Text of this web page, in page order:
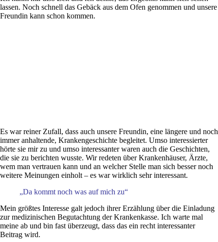
lassen. Noch schnell das Gebäck aus dem Ofen genommen und unsere
Freundin kann schon kommen.
Es war reiner Zufall, dass auch unsere Freundin, eine längere und noch
immer anhaltende, Krankengeschichte begleitet. Umso interessierter
hörte sie mir zu und umso interessanter waren auch die Geschichten,
die sie zu berichten wusste. Wir redeten über Krankenhäuser, Ärzte,
wem man vertrauen kann und an welcher Stelle man sich besser noch
weitere Meinungen einholt – es war wirklich sehr interessant.
„Da kommt noch was auf mich zu“
Mein größtes Interesse galt jedoch ihrer Erzählung über die Einladung
zur medizinischen Begutachtung der Krankenkasse. Ich warte mal
meine ab und bin fast überzeugt, dass das ein recht interessanter
Beitrag wird.